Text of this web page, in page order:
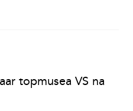
van de
topmusea VS na